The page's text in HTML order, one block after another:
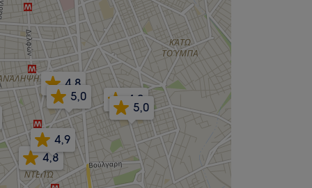
4,9
4,8
5,0
4,8
5,0
4,9